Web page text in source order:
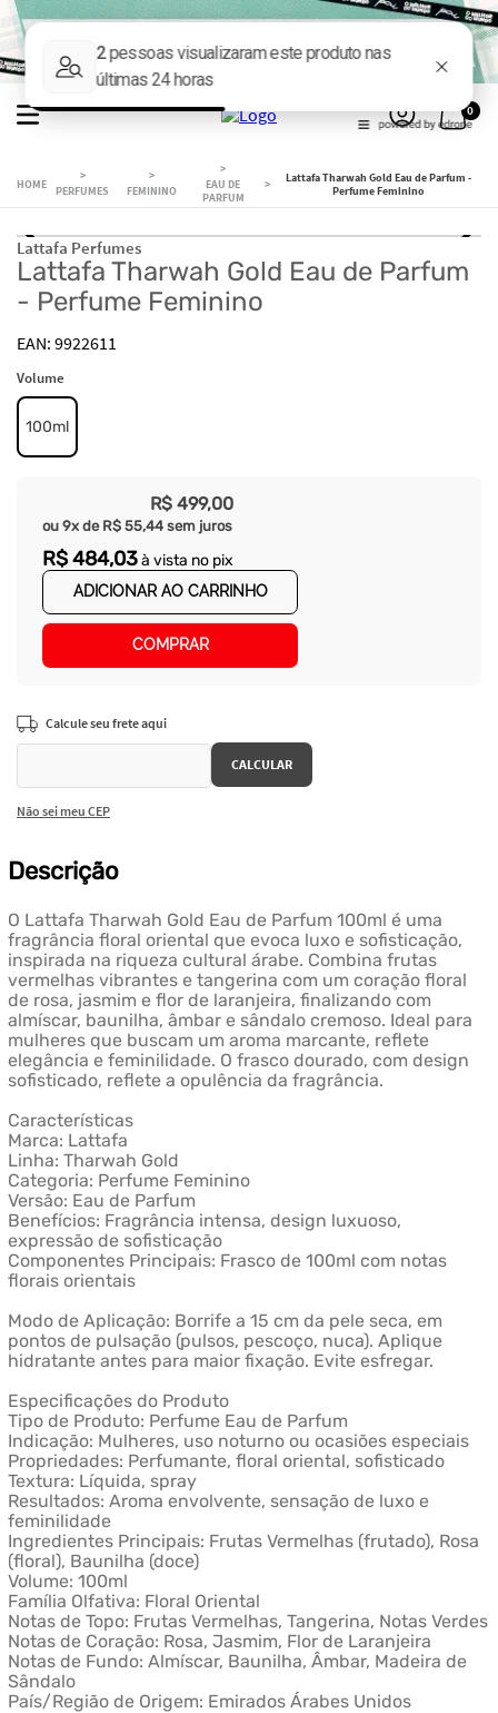
0
PERFUMES FEMININO
EAU DE
PARFUM
Lattafa Tharwah Gold Eau de Parfum -
Perfume Feminino
Lattafa Perfumes
Lattafa Tharwah Gold Eau de Parfum
- Perfume Feminino
9922611
Volume
100ml
R$ 499,00
ou 9x de R$ 55,44 sem juros
R$484,03à vista no pix
ADICIONAR AO CARRINHO
COMPRAR
Não sei meu CEP
Descrição
O Lattafa Tharwah Gold Eau de Parfum 100ml é uma
fragrância floral oriental que evoca luxo e sofisticação,
inspirada na riqueza cultural árabe. Combina frutas
vermelhas vibrantes e tangerina com um coração floral
de rosa, jasmim e flor de laranjeira, finalizando com
almíscar, baunilha, âmbar e sândalo cremoso. Ideal para
mulheres que buscam um aroma marcante, reflete
elegância e feminilidade. O frasco dourado, com design
sofisticado, reflete a opulência da fragrância.
Características
Marca: Lattafa
Linha: Tharwah Gold
Categoria: Perfume Feminino
Versão: Eau de Parfum
Benefícios: Fragrância intensa, design luxuoso,
expressão de sofisticação
Componentes Principais: Frasco de 100ml com notas
florais orientais
Modo de Aplicação: Borrife a 15 cm da pele seca, em
pontos de pulsação (pulsos, pescoço, nuca). Aplique
hidratante antes para maior fixação. Evite esfregar.
Especificações do Produto
Tipo de Produto: Perfume Eau de Parfum
Indicação: Mulheres, uso noturno ou ocasiões especiais
Propriedades: Perfumante, floral oriental, sofisticado
Textura: Líquida, spray
Resultados: Aroma envolvente, sensação de luxo e
feminilidade
Ingredientes Principais: Frutas Vermelhas (frutado), Rosa
(floral), Baunilha (doce)
Volume: 100ml
Família Olfativa: Floral Oriental
Notas de Topo: Frutas Vermelhas, Tangerina, Notas Verdes
Notas de Coração: Rosa, Jasmim, Flor de Laranjeira
Notas de Fundo: Almíscar, Baunilha, Âmbar, Madeira de
Sândalo
País/Região de Origem: Emirados Árabes Unidos